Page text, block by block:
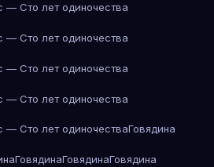
— Сто лет одиночества
— Сто лет одиночества
— Сто лет одиночества
— Сто лет одиночества
— Сто лет одиночестваГовядина
ГовядинаГовядинаГовядина